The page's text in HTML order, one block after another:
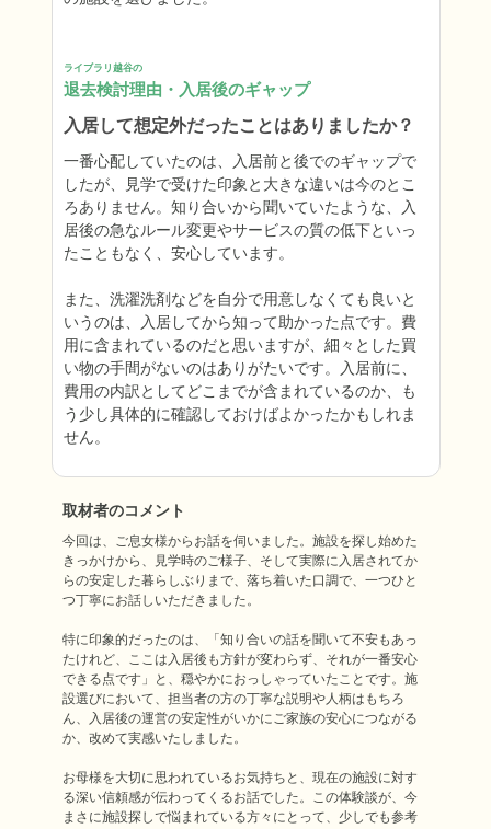
ライブラリ越谷の
退去検討理由・入居後のギャップ
入居して想定外だったことはありましたか？
一番心配していたのは、入居前と後でのギャップで
したが、見学で受けた印象と大きな違いは今のとこ
ろありません。知り合いから聞いていたような、入
居後の急なルール変更やサービスの質の低下といっ
たこともなく、安心しています。
また、洗濯洗剤などを自分で用意しなくても良いと
いうのは、入居してから知って助かった点です。費
用に含まれているのだと思いますが、細々とした買
い物の手間がないのはありがたいです。入居前に、
費用の内訳としてどこまでが含まれているのか、も
う少し具体的に確認しておけばよかったかもしれま
取材者のコメント
今回は、ご息女様からお話を伺いました。施設を探し始めた
きっかけから、見学時のご様子、そして実際に入居されてか
らの安定した暮らしぶりまで、落ち着いた口調で、一つひと
つ丁寧にお話しいただきました。
特に印象的だったのは、「知り合いの話を聞いて不安もあっ
たけれど、ここは入居後も方針が変わらず、それが一番安心
できる点です」と、穏やかにおっしゃっていたことです。施
設選びにおいて、担当者の方の丁寧な説明や人柄はもちろ
ん、入居後の運営の安定性がいかにご家族の安心につながる
か、改めて実感いたしました。
お母様を大切に思われているお気持ちと、現在の施設に対す
る深い信頼感が伝わってくるお話でした。この体験談が、今
まさに施設探しで悩まれている方々にとって、少しでも参考